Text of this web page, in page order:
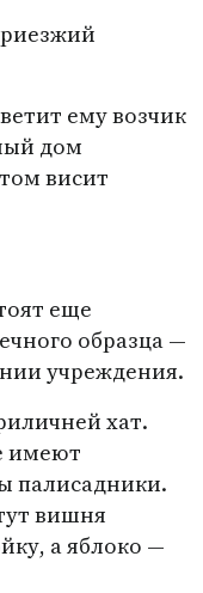
ему возчик
дом
висит
еще
образца —
учреждения.
хат.
имеют
палисадники.
вишня
а яблоко —